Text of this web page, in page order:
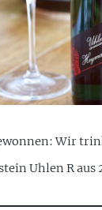
Wir
Uhlen R aus